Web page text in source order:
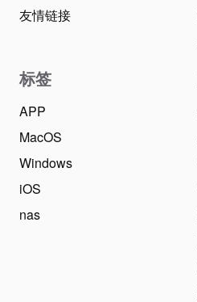
友情链接
标签
APP
MacOS
Windows
iOS
nas